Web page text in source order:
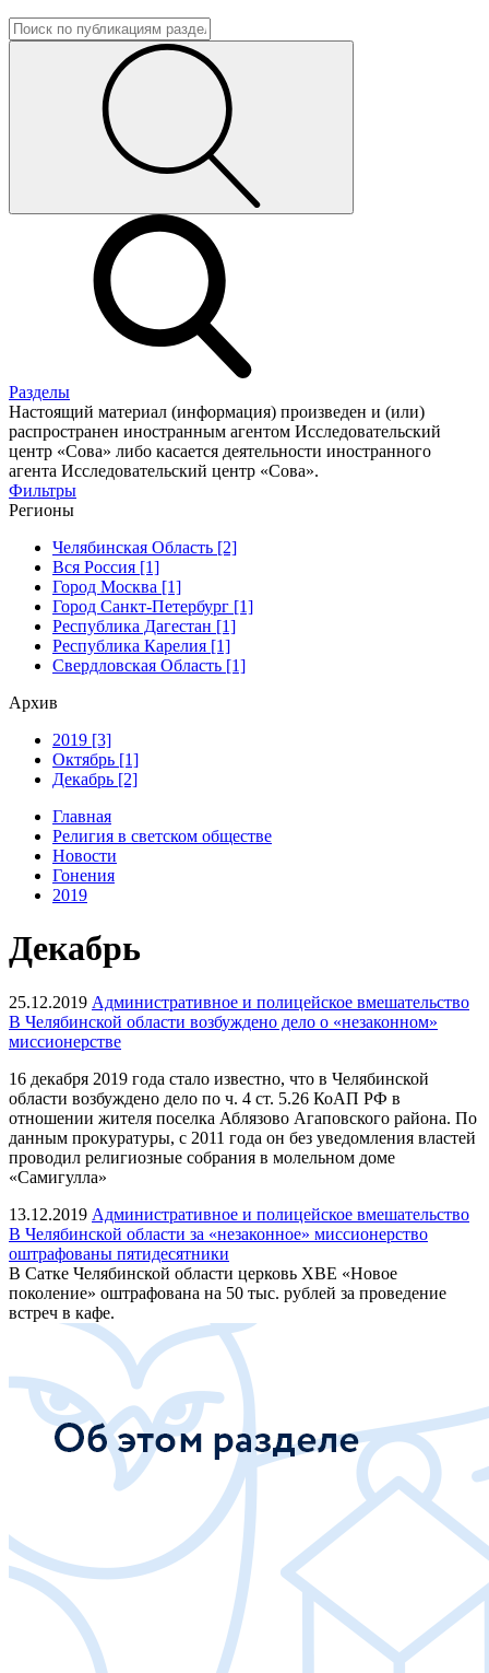
Разделы
Настоящий материал (информация) произведен и (или)
распространен иностранным агентом Исследовательский
центр «Сова» либо касается деятельности иностранного
агента Исследовательский центр «Сова».
Фильтры
Регионы
Челябинская Область [2]
Вся Россия [1]
Город Москва [1]
Город Санкт-Петербург [1]
Республика Дагестан [1]
Республика Карелия [1]
Свердловская Область [1]
Архив
2019 [3]
Октябрь [1]
Декабрь [2]
Главная
Религия в светском обществе
Новости
Гонения
2019
Декабрь
25.12.2019 Административное и полицейское вмешательство
В Челябинской области возбуждено дело о «незаконном»
миссионерстве
16 декабря 2019 года стало известно, что в Челябинской
области возбуждено дело по ч. 4 ст. 5.26 КоАП РФ в
отношении жителя поселка Аблязово Агаповского района. По
данным прокуратуры, с 2011 года он без уведомления властей
проводил религиозные собрания в молельном доме
«Самигулла»
13.12.2019 Административное и полицейское вмешательство
В Челябинской области за «незаконное» миссионерство
оштрафованы пятидесятники
В Сатке Челябинской области церковь ХВЕ «Новое
поколение» оштрафована на 50 тыс. рублей за проведение
встреч в кафе.